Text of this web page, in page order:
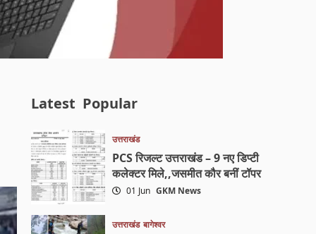
Latest Popular
उत्तराखंड
PCS रिजल्ट उत्तराखंड – 9 नए डिप्टी
कलेक्टर मिले,,जसमीत कौर बनीं टॉपर
01 Jun GKM News
उत्तराखंड बागेश्वर